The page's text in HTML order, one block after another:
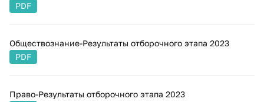
PDF
Обществознание-Результаты отборочного этапа 2023
PDF
Право-Результаты отборочного этапа 2023